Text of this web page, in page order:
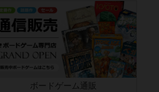
や参加者へのルール説明時間は含まれていないため、初めて
・クッキング・海賊同士の対決など、ゲームコンセプトを絞
方向けの絞込機能です。例えば「ダイスロール」はランダ
ボードゲーム通販